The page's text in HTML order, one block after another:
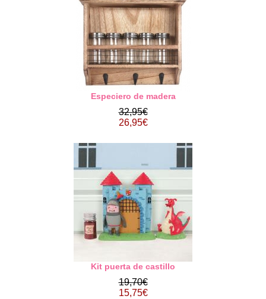
Especiero de madera
32,95€
26,95€
Kit puerta de castillo
19,70€
15,75€